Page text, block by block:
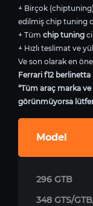
+ Birçok
edilmiş chip tuning
+ Tüm chip tuning
+ Hızlı teslimat ve
Ve son olarak en
Ferrari f12
“Tüm araç marka
görünmüyorsa
Model
296 GTB
348 GTS/